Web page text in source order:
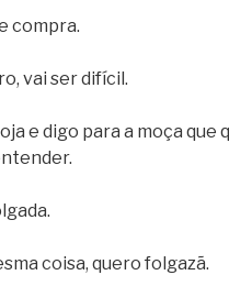
compra.
vai ser difícil.
e digo para a moça que
coisa, quero folgazã.